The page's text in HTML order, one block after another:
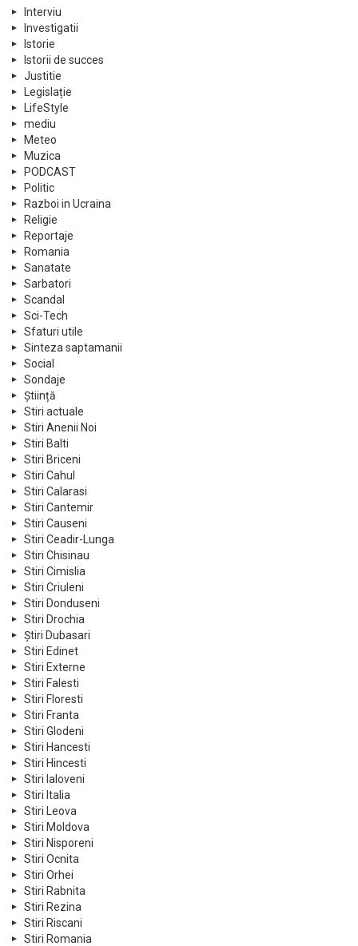
Interviu
Investigatii
Istorie
Istorii de succes
Justitie
Legislație
LifeStyle
mediu
Meteo
Muzica
PODCAST
Politic
Razboi in Ucraina
Religie
Reportaje
Romania
Sanatate
Sarbatori
Scandal
Sci-Tech
Sfaturi utile
Sinteza saptamanii
Social
Sondaje
Știință
Stiri actuale
Stiri Anenii Noi
Stiri Balti
Stiri Briceni
Stiri Cahul
Stiri Calarasi
Stiri Cantemir
Stiri Causeni
Stiri Ceadir-Lunga
Stiri Chisinau
Stiri Cimislia
Stiri Criuleni
Stiri Donduseni
Stiri Drochia
Știri Dubasari
Stiri Edinet
Stiri Externe
Stiri Falesti
Stiri Floresti
Stiri Franta
Stiri Glodeni
Stiri Hancesti
Stiri Hincesti
Stiri Ialoveni
Stiri Italia
Stiri Leova
Stiri Moldova
Stiri Nisporeni
Stiri Ocnita
Stiri Orhei
Stiri Rabnita
Stiri Rezina
Stiri Riscani
Stiri Romania